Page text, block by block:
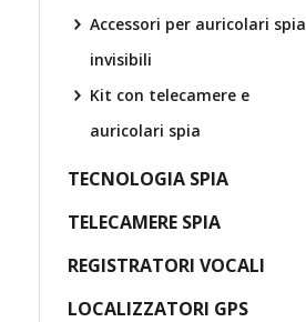
Accessori per auricolari spia
invisibili
Kit con telecamere e
auricolari spia
TECNOLOGIA SPIA
TELECAMERE SPIA
REGISTRATORI VOCALI
LOCALIZZATORI GPS